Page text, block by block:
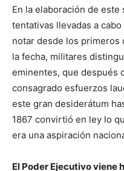
En la elaboración de
tentativas llevadas a
notar desde los primeros
la fecha, militares
eminentes, que después
consagrado esfuerzos
este gran desiderátum
1867 convirtió en ley lo
era una aspiración
El Poder Ejecutivo viene